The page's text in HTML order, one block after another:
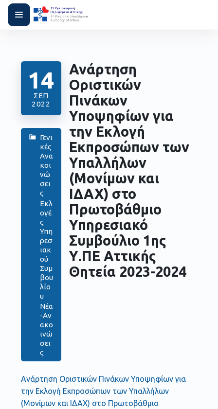
14
ΣΕΠ
2022
Γενι
κές
Ανα
κοι
νώ
σει
ς
Εκλ
ογέ
ς
Υπη
ρεσ
ιακ
ού
Συμ
βου
λίο
υ
Νέα
-Αν
ακο
ινώ
σει
ς
Ανάρτηση
Οριστικών
Πινάκων
Υποψηφίων για
την Εκλογή
Εκπροσώπων των
Υπαλλήλων
(Μονίμων και
ΙΔΑΧ) στο
Πρωτοβάθμιο
Υπηρεσιακό
Συμβούλιο 1ης
Υ.ΠΕ Αττικής
Θητεία 2023-2024
Ανάρτηση Οριστικών Πινάκων Υποψηφίων για
την Εκλογή Εκπροσώπων των Υπαλλήλων
(Μονίμων και ΙΔΑΧ) στο Πρωτοβάθμιο